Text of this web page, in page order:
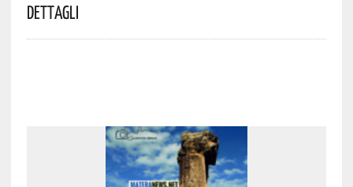
Dettagli